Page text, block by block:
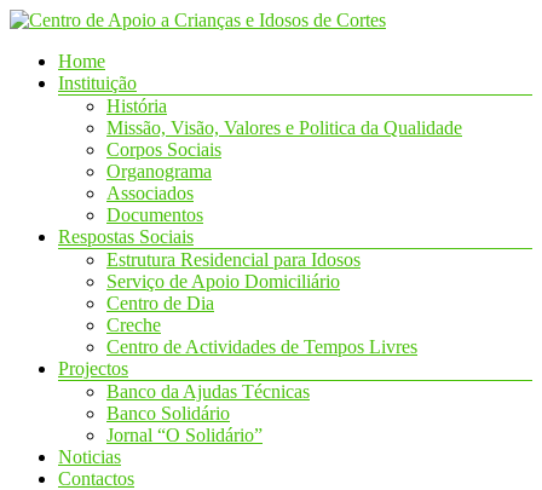
Skip
content
Centro
Crianças
Idosos
Meio,
Residencial
para
Menu
Home
Instituição
História
Missão, Visão, Valores e Politica da Qualidade
Corpos Sociais
Organograma
Associados
Documentos
Respostas Sociais
Estrutura Residencial para Idosos
Serviço de Apoio Domiciliário
Centro de Dia
Creche
Centro de Actividades de Tempos Livres
Projectos
Banco da Ajudas Técnicas
Banco Solidário
Jornal “O Solidário”
Noticias
Contactos